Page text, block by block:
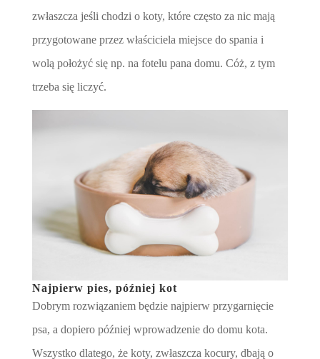
zwłaszcza jeśli chodzi o koty, które często za nic mają
przygotowane przez właściciela miejsce do spania i
wolą położyć się np. na fotelu pana domu. Cóż, z tym
trzeba się liczyć.
Najpierw pies, później kot
Dobrym rozwiązaniem będzie najpierw przygarnięcie
psa, a dopiero później wprowadzenie do domu kota.
Wszystko dlatego, że koty, zwłaszcza kocury, dbają o